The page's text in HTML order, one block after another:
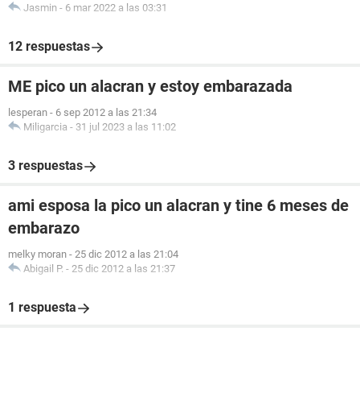
Jasmin - 6 mar 2022 a las 03:31
12 respuestas
ME pico un alacran y estoy embarazada
lesperan - 6 sep 2012 a las 21:34
Miligarcia - 31 jul 2023 a las 11:02
3 respuestas
ami esposa la pico un alacran y tine 6 meses de
embarazo
melky moran - 25 dic 2012 a las 21:04
Abigail P. - 25 dic 2012 a las 21:37
1 respuesta